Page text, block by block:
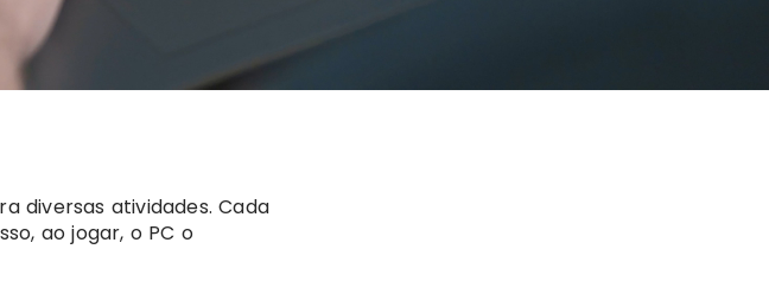
diversas atividades. Cada
ao jogar, o PC o